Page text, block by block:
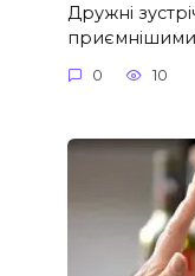
Дружні
0 10